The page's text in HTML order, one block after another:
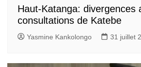
Haut-Katanga: divergences
consultations de Katebe
Yasmine Kankolongo 31 juillet